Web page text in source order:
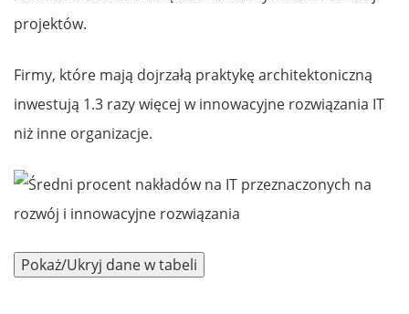
projektów.
Firmy, które mają dojrzałą praktykę architektoniczną
inwestują 1.3 razy więcej w innowacyjne rozwiązania IT
niż inne organizacje.